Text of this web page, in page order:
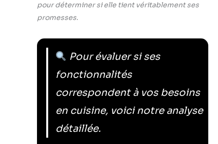
pour déterminer si elle tient véritablement ses
promesses.
Pour évaluer si ses
fonctionnalités
correspondent à vos besoins
en cuisine, voici notre analyse
détaillée.